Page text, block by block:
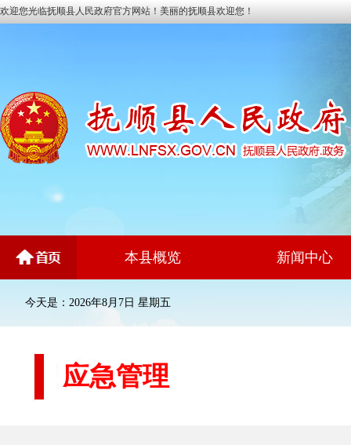
欢迎您光临抚顺县人民政府官方网站！美丽的抚顺县欢迎您！
本县概览 新闻中心
今天是：2026年8月7日 星期五
应急管理